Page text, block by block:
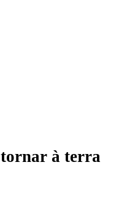
tornar à terra